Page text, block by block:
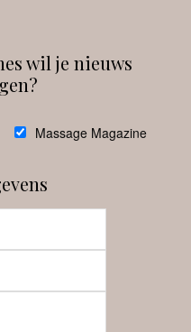
wil je nieuws
Massage Magazine